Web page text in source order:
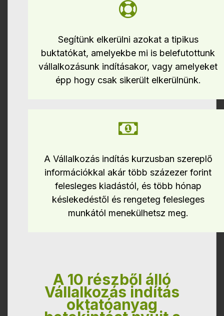
Segítünk elkerülni azokat a tipikus
buktatókat, amelyekbe mi is belefutottunk
vállalkozásunk indításakor, vagy amelyeket
épp hogy csak sikerült elkerülnünk.
A Vállalkozás indítás kurzusban szereplő
információkkal akár több százezer forint
felesleges kiadástól, és több hónap
késlekedéstől és rengeteg felesleges
munkától menekülhetsz meg.
A 10 részből álló
Vállalkozás indítás
oktatóanyag